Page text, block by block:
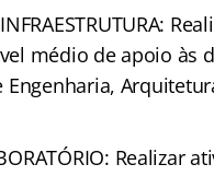
médio de apoio às
Realizar